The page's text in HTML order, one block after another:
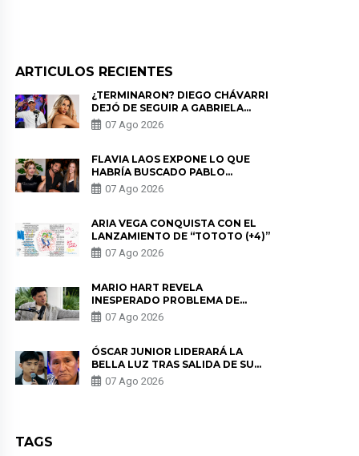
ARTICULOS RECIENTES
¿TERMINARON? DIEGO CHÁVARRI
DEJÓ DE SEGUIR A GABRIELA
HERRERA Y ANUNCIA SU SALIDA
DE PÓDCAST
07 Ago 2026
FLAVIA LAOS EXPONE LO QUE
HABRÍA BUSCADO PABLO
HEREDIA CON ALE FULLER: “UNA
DE LAS PARTES QUERÍA EL
07 Ago 2026
ARIA VEGA CONQUISTA CON EL
LANZAMIENTO DE “TOTOTO (+4)”
07 Ago 2026
MARIO HART REVELA
INESPERADO PROBLEMA DE
SALUD ANTES DE SEPARARSE DE
KORINA: “ME ENCONTRARON UN
07 Ago 2026
ÓSCAR JUNIOR LIDERARÁ LA
BELLA LUZ TRAS SALIDA DE SU
PADRE POR POLÉMICA CON
NALDY SALDAÑA
07 Ago 2026
TAGS